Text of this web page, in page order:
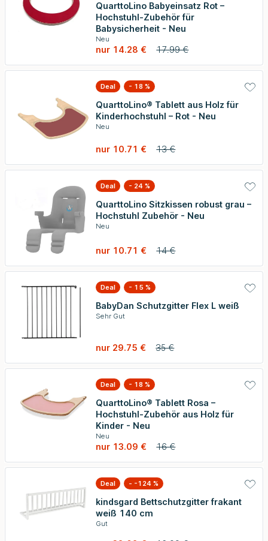
QuarttoLino Babyeinsatz Rot –
Hochstuhl-Zubehör für
Babysicherheit - Neu
Neu
nur 14.28 € 17.99 €
Deal - 18 %
QuarttoLino® Tablett aus Holz für
Kinderhochstuhl – Rot - Neu
Neu
nur 10.71 € 13 €
Deal - 24 %
QuarttoLino Sitzkissen robust grau –
Hochstuhl Zubehör - Neu
Neu
nur 10.71 € 14 €
Deal - 15 %
BabyDan Schutzgitter Flex L weiß
Sehr Gut
nur 29.75 € 35 €
Deal - 18 %
QuarttoLino® Tablett Rosa –
Hochstuhl-Zubehör aus Holz für
Kinder - Neu
Neu
nur 13.09 € 16 €
Deal - -124 %
kindsgard Bettschutzgitter frakant
weiß 140 cm
Gut